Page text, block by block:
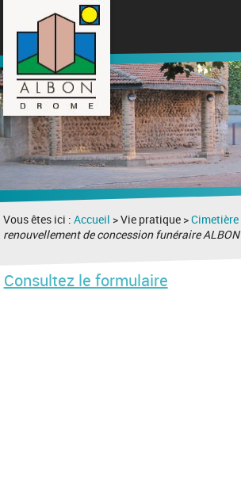
Vous êtes ici :Accueil > Vie pratique >Cimetière
renouvellement de concession funéraire ALBON
Consultez le formulaire